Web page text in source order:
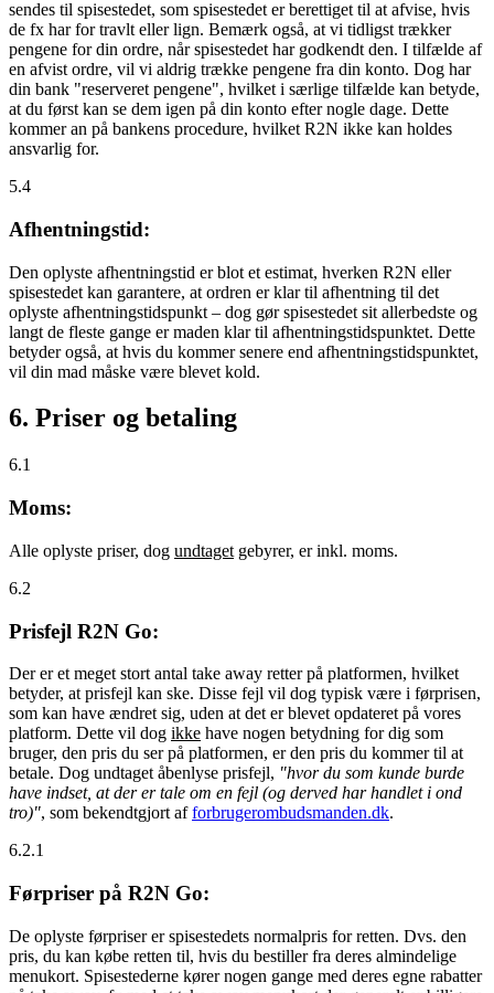
sendes til spisestedet, som spisestedet er berettiget til at afvise, hvis
de fx har for travlt eller lign. Bemærk også, at vi tidligst trækker
pengene for din ordre, når spisestedet har godkendt den. I tilfælde af
en afvist ordre, vil vi aldrig trække pengene fra din konto. Dog har
din bank "reserveret pengene", hvilket i særlige tilfælde kan betyde,
at du først kan se dem igen på din konto efter nogle dage. Dette
kommer an på bankens procedure, hvilket R2N ikke kan holdes
ansvarlig for.
5.4
Afhentningstid:
Den oplyste afhentningstid er blot et estimat, hverken R2N eller
spisestedet kan garantere, at ordren er klar til afhentning til det
oplyste afhentningstidspunkt – dog gør spisestedet sit allerbedste og
langt de fleste gange er maden klar til afhentningstidspunktet. Dette
betyder også, at hvis du kommer senere end afhentningstidspunktet,
vil din mad måske være blevet kold.
6. Priser og betaling
6.1
Moms:
Alle oplyste priser, dog undtaget gebyrer, er inkl. moms.
6.2
Prisfejl R2N Go:
Der er et meget stort antal take away retter på platformen, hvilket
betyder, at prisfejl kan ske. Disse fejl vil dog typisk være i førprisen,
som kan have ændret sig, uden at det er blevet opdateret på vores
platform. Dette vil dog ikke have nogen betydning for dig som
bruger, den pris du ser på platformen, er den pris du kommer til at
betale. Dog undtaget åbenlyse prisfejl, "hvor du som kunde burde
have indset, at der er tale om en fejl (og derved har handlet i ond
tro)", som bekendtgjort afforbrugerombudsmanden.dk.
6.2.1
Førpriser på R2N Go:
De oplyste førpriser er spisestedets normalpris for retten. Dvs. den
pris, du kan købe retten til, hvis du bestiller fra deres almindelige
menukort. Spisestederne kører nogen gange med deres egne rabatter